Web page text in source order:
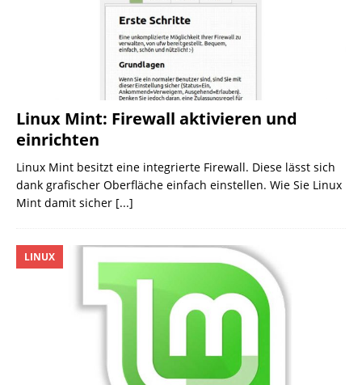
Linux Mint: Firewall aktivieren und
einrichten
Linux Mint besitzt eine integrierte Firewall. Diese lässt sich
dank grafischer Oberfläche einfach einstellen. Wie Sie Linux
Mint damit sicher [...]
LINUX